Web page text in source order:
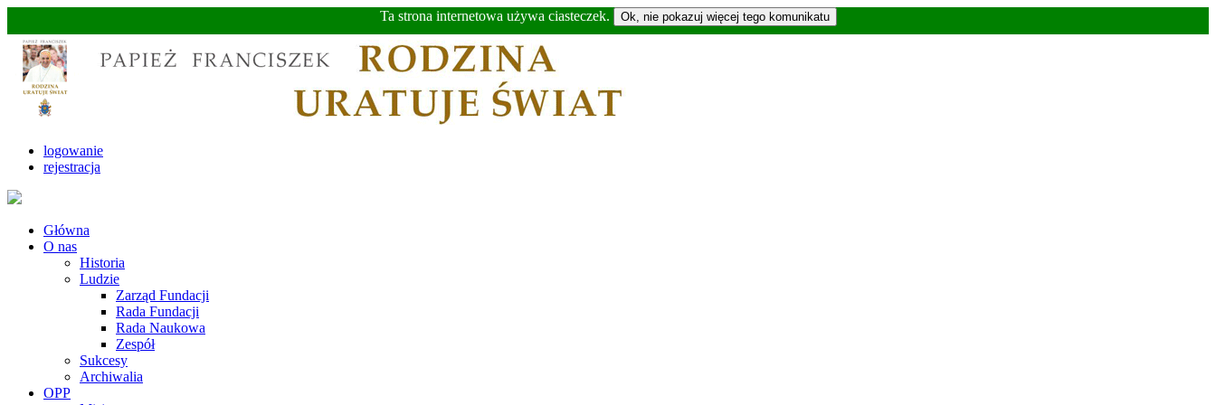
Ta strona internetowa używa ciasteczek.
logowanie
rejestracja
Główna
O nas
Historia
Ludzie
Zarząd Fundacji
Rada Fundacji
Rada Naukowa
Zespół
Sukcesy
Archiwalia
OPP